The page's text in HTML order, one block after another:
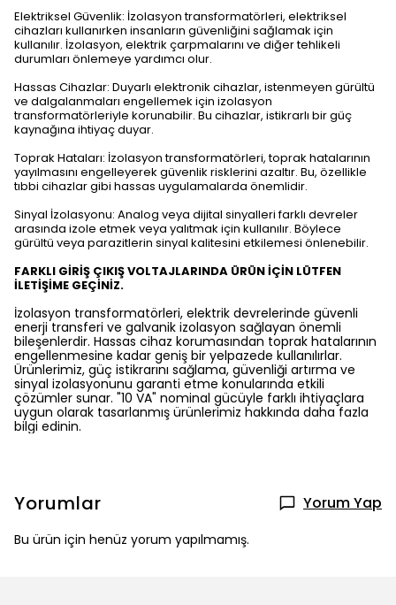
Elektriksel Güvenlik: İzolasyon transformatörleri, elektriksel
cihazları kullanırken insanların güvenliğini sağlamak için
kullanılır. İzolasyon, elektrik çarpmalarını ve diğer tehlikeli
durumları önlemeye yardımcı olur.
Hassas Cihazlar: Duyarlı elektronik cihazlar, istenmeyen gürültü
ve dalgalanmaları engellemek için izolasyon
transformatörleriyle korunabilir. Bu cihazlar, istikrarlı bir güç
kaynağına ihtiyaç duyar.
Toprak Hataları: İzolasyon transformatörleri, toprak hatalarının
yayılmasını engelleyerek güvenlik risklerini azaltır. Bu, özellikle
tıbbi cihazlar gibi hassas uygulamalarda önemlidir.
Sinyal İzolasyonu: Analog veya dijital sinyalleri farklı devreler
arasında izole etmek veya yalıtmak için kullanılır. Böylece
gürültü veya parazitlerin sinyal kalitesini etkilemesi önlenebilir.
FARKLI GİRİŞ ÇIKIŞ VOLTAJLARINDA ÜRÜN İÇİN LÜTFEN
İLETİŞİME GEÇİNİZ.
İzolasyon transformatörleri, elektrik devrelerinde güvenli
enerji transferi ve galvanik izolasyon sağlayan önemli
bileşenlerdir. Hassas cihaz korumasından toprak hatalarının
engellenmesine kadar geniş bir yelpazede kullanılırlar.
Ürünlerimiz, güç istikrarını sağlama, güvenliği artırma ve
sinyal izolasyonunu garanti etme konularında etkili
çözümler sunar. "10 VA" nominal gücüyle farklı ihtiyaçlara
uygun olarak tasarlanmış ürünlerimiz hakkında daha fazla
bilgi edinin.
Yorumlar Yorum Yap
Bu ürün için henüz yorum yapılmamış.